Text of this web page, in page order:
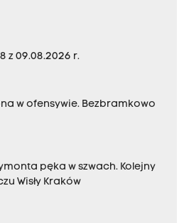
z 09.08.2026 r.
w ofensywie. Bezbramkowo
pęka w szwach. Kolejny
Wisły Kraków